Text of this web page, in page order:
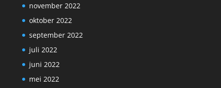
november 2022
oktober 2022
september 2022
juli 2022
juni 2022
mei 2022